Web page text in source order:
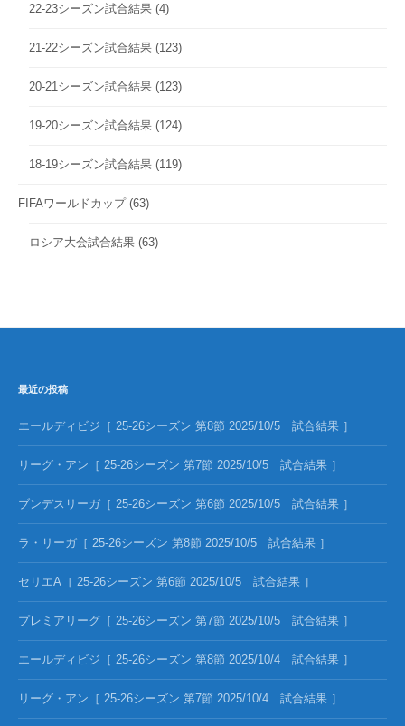
22-23シーズン試合結果 (4)
21-22シーズン試合結果 (123)
20-21シーズン試合結果 (123)
19-20シーズン試合結果 (124)
18-19シーズン試合結果 (119)
FIFAワールドカップ(63)
ロシア大会試合結果 (63)
最近の投稿
エールディビジ［ 25-26シーズン 第8節 2025/10/5 試合結果 ］
リーグ・アン［ 25-26シーズン 第7節 2025/10/5 試合結果 ］
ブンデスリーガ［ 25-26シーズン 第6節 2025/10/5 試合結果 ］
ラ・リーガ［ 25-26シーズン 第8節 2025/10/5 試合結果 ］
セリエA［ 25-26シーズン 第6節 2025/10/5 試合結果 ］
プレミアリーグ［ 25-26シーズン 第7節 2025/10/5 試合結果 ］
エールディビジ［ 25-26シーズン 第8節 2025/10/4 試合結果 ］
リーグ・アン［ 25-26シーズン 第7節 2025/10/4 試合結果 ］